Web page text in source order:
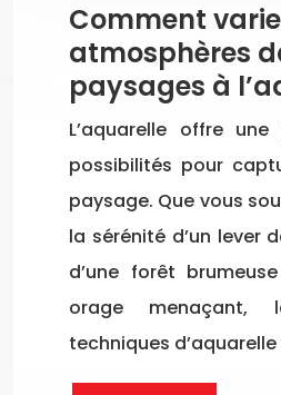
Comment
atmosphères
paysages à
L’aquarelle offre
possibilités pour
paysage. Que vous
la sérénité d’un lever
d’une forêt
orage menaçant,
techniques